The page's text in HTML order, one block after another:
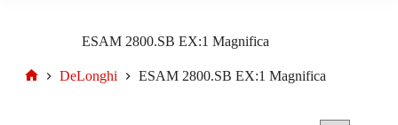
ESAM 2800.SB EX:1 Magnifica
DeLonghi ESAM 2800.SB EX:1 Magnifica